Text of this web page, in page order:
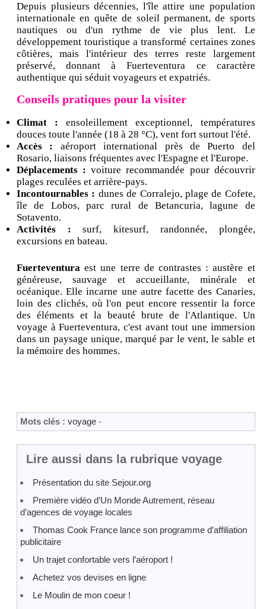
Depuis plusieurs décennies, l'île attire une population
internationale en quête de soleil permanent, de sports
nautiques ou d'un rythme de vie plus lent. Le
développement touristique a transformé certaines zones
côtières, mais l'intérieur des terres reste largement
préservé, donnant à Fuerteventura ce caractère
authentique qui séduit voyageurs et expatriés.
Conseils pratiques pour la visiter
Climat : ensoleillement exceptionnel, températures
douces toute l'année (18 à 28 °C), vent fort surtout l'été.
Accès : aéroport international près de Puerto del
Rosario, liaisons fréquentes avec l'Espagne et l'Europe.
Déplacements : voiture recommandée pour découvrir
plages reculées et arrière-pays.
Incontournables : dunes de Corralejo, plage de Cofete,
île de Lobos, parc rural de Betancuria, lagune de
Sotavento.
Activités : surf, kitesurf, randonnée, plongée,
excursions en bateau.
Fuerteventura est une terre de contrastes : austère et
généreuse, sauvage et accueillante, minérale et
océanique. Elle incarne une autre facette des Canaries,
loin des clichés, où l'on peut encore ressentir la force
des éléments et la beauté brute de l'Atlantique. Un
voyage à Fuerteventura, c'est avant tout une immersion
dans un paysage unique, marqué par le vent, le sable et
la mémoire des hommes.
Mots clés : voyage -
Lire aussi dans la rubrique voyage
Présentation du site Sejour.org
Première vidéo d’Un Monde Autrement, réseau
d’agences de voyage locales
Thomas Cook France lance son programme d’affiliation
publicitaire
Un trajet confortable vers l’aéroport !
Achetez vos devises en ligne
Le Moulin de mon coeur !